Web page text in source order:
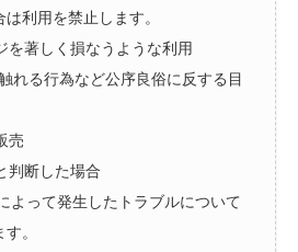
利用を禁止します。
を著しく損なうような利用
れる行為など公序良俗に反する目
売
判断した場合
よって発生したトラブルについて
。